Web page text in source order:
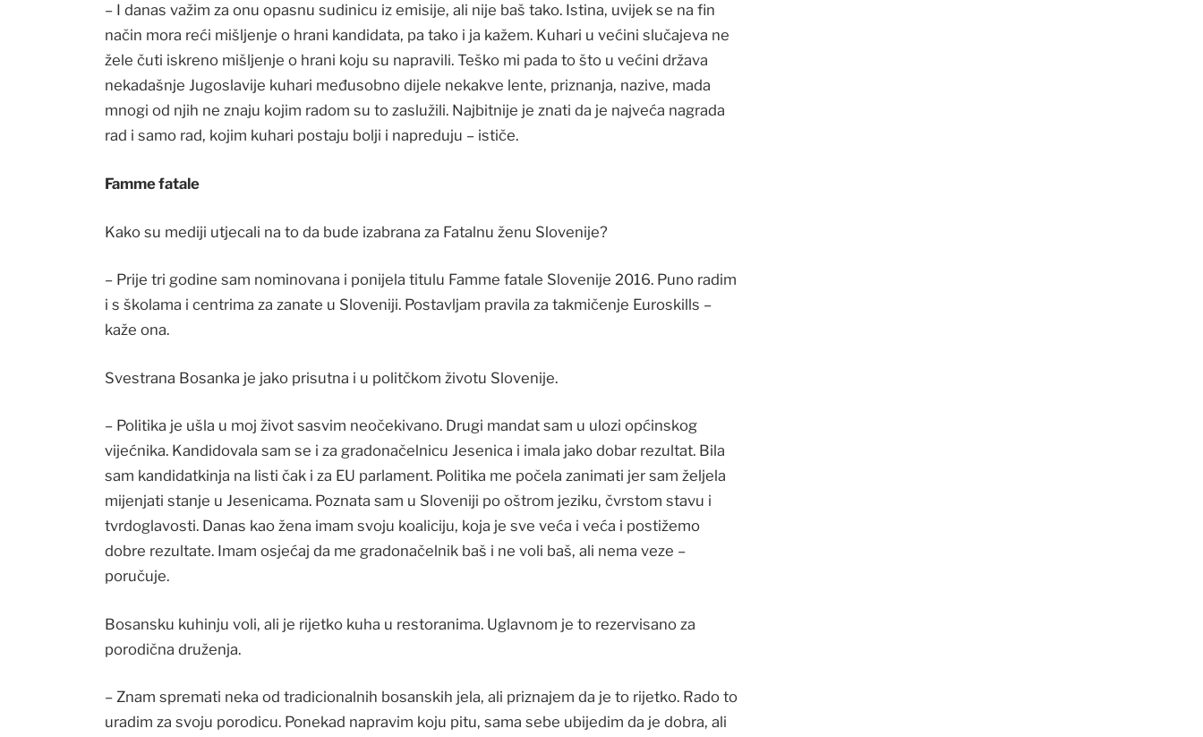
– I danas važim za onu opasnu sudinicu iz emisije, ali nije baš tako. Istina, uvijek se na fin
način mora reći mišljenje o hrani kandidata, pa tako i ja kažem. Kuhari u većini slučajeva ne
žele čuti iskreno mišljenje o hrani koju su napravili. Teško mi pada to što u većini država
nekadašnje Jugoslavije kuhari međusobno dijele nekakve lente, priznanja, nazive, mada
mnogi od njih ne znaju kojim radom su to zaslužili. Najbitnije je znati da je najveća nagrada
rad i samo rad, kojim kuhari postaju bolji i napreduju – ističe.
Famme fatale
Kako su mediji utjecali na to da bude izabrana za Fatalnu ženu Slovenije?
– Prije tri godine sam nominovana i ponijela titulu Famme fatale Slovenije 2016. Puno radim
i s školama i centrima za zanate u Sloveniji. Postavljam pravila za takmičenje Euroskills –
kaže ona.
Svestrana Bosanka je jako prisutna i u politčkom životu Slovenije.
– Politika je ušla u moj život sasvim neočekivano. Drugi mandat sam u ulozi općinskog
vijećnika. Kandidovala sam se i za gradonačelnicu Jesenica i imala jako dobar rezultat. Bila
sam kandidatkinja na listi čak i za EU parlament. Politika me počela zanimati jer sam željela
mijenjati stanje u Jesenicama. Poznata sam u Sloveniji po oštrom jeziku, čvrstom stavu i
tvrdoglavosti. Danas kao žena imam svoju koaliciju, koja je sve veća i veća i postižemo
dobre rezultate. Imam osjećaj da me gradonačelnik baš i ne voli baš, ali nema veze –
poručuje.
Bosansku kuhinju voli, ali je rijetko kuha u restoranima. Uglavnom je to rezervisano za
porodična druženja.
– Znam spremati neka od tradicionalnih bosanskih jela, ali priznajem da je to rijetko. Rado to
uradim za svoju porodicu. Ponekad napravim koju pitu, sama sebe ubijedim da je dobra, ali